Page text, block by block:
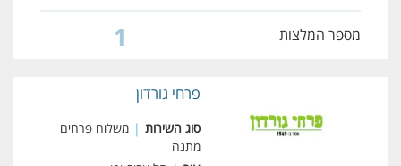
מספר המלצות 1
פרחי גורדון
סוג השירות | משלוח פרחים
מתנה